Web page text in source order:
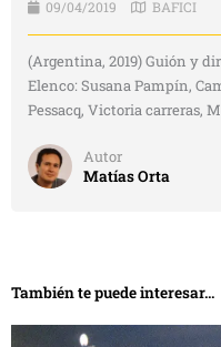
09/04/2019 BAFICI
(Argentina, 2019) Guión y
Elenco: Susana Pampín,
Pessacq, Victoria carreras,
Autor
Matías Orta
También te puede interesar...